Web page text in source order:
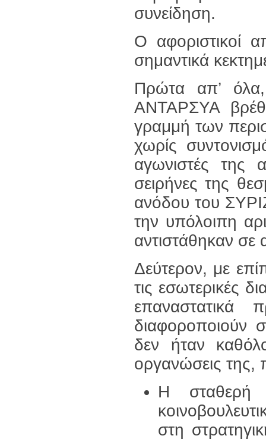
συνείδηση.
Ο αφοριστικοί
σημαντικά
Πρώτα απ’ όλα,
ΑΝΤΑΡΣΥΑ
γραμμή των
χωρίς
αγωνιστές της
σειρήνες της
ανόδου του
την υπόλοιπη
αντιστάθηκαν σε
Δεύτερον, με
τις εσωτερικές
επαναστατικά
διαφοροποιούν
δεν ήταν
οργανώσεις της,
Η σταθερή
στη